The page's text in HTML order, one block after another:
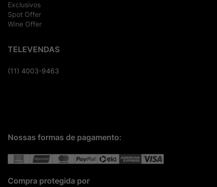
Exclusivos
Spot Offer
Wine Offer
TELEVENDAS
(11) 4003-9463
Nossas formas de pagamento:
Compra protegida por